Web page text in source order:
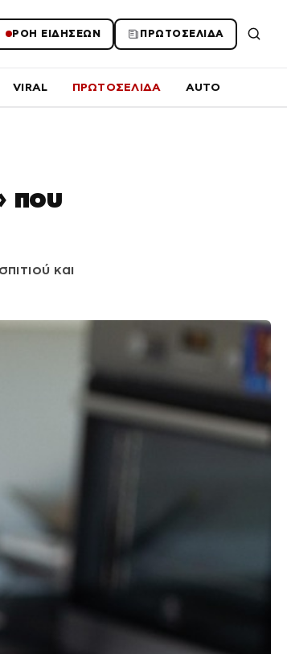
ΡΟΗ ΕΙΔΗΣΕΩΝ ΠΡΩΤΟΣΕΛΙΔΑ
VIRAL ΠΡΩΤΟΣΕΛΙΔΑ AUTO
που
και